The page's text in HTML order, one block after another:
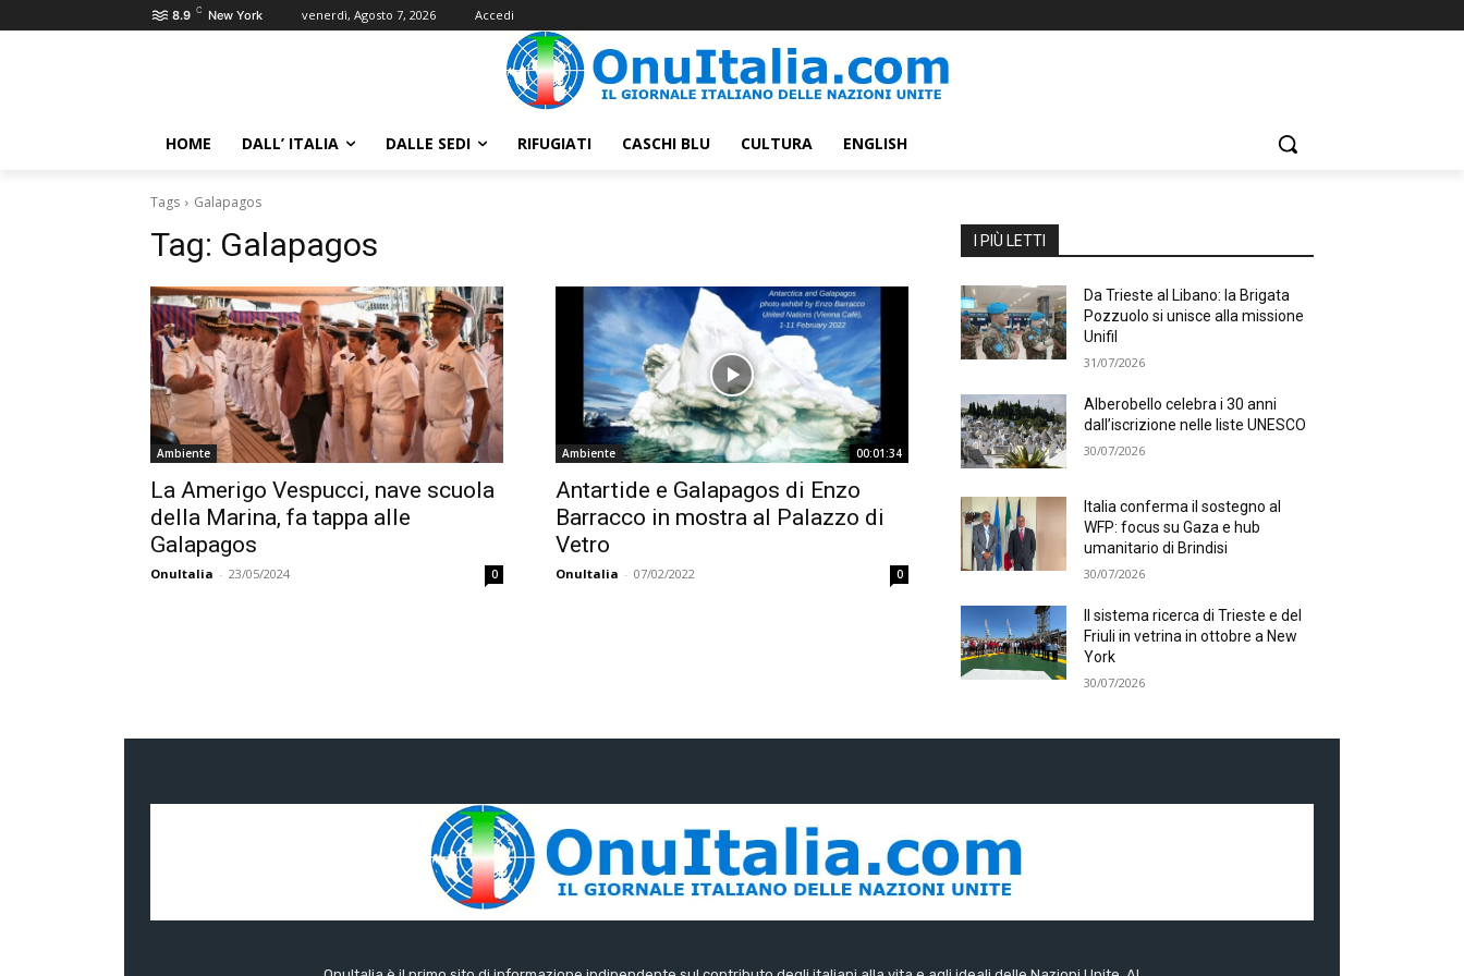
8.9 C New York venerdì, Agosto 7, 2026 Accedi
HOME DALL’ ITALIA DALLE SEDI RIFUGIATI CASCHI BLU CULTURA ENGLISH
Tags Galapagos
Tag: Galapagos
Ambiente
La Amerigo Vespucci, nave scuola
della Marina, fa tappa alle
Galapagos
OnuItalia - 23/05/2024 0
Ambiente 00:01:34
Antartide e Galapagos di Enzo
Barracco in mostra al Palazzo di
Vetro
OnuItalia - 07/02/2022 0
I PIÙ LETTI
Da Trieste al Libano: la Brigata
Pozzuolo si unisce alla missione
Unifil
31/07/2026
Alberobello celebra i 30 anni
dall’iscrizione nelle liste UNESCO
30/07/2026
Italia conferma il sostegno al
WFP: focus su Gaza e hub
umanitario di Brindisi
30/07/2026
Il sistema ricerca di Trieste e del
Friuli in vetrina in ottobre a New
York
30/07/2026